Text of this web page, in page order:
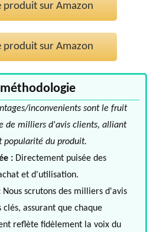
produit sur Amazon
produit sur Amazon
inconvenients sont le fruit
de milliers d'avis clients, alliant
popularité du produit.
: Directement puisée des
et d'utilisation.
Nous scrutons des milliers d'avis
assurant que chaque
reflète fidèlement la voix du